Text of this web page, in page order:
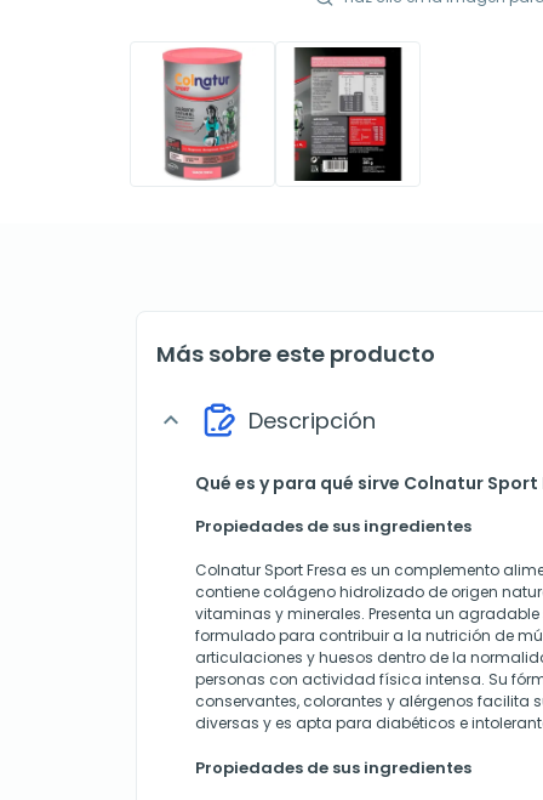
Más sobre este producto
expand_more Descripción
Qué es y para qué sirve Colnatur Sport
Propiedades de sus ingredientes
Colnatur Sport Fresa es un complemento
contiene colágeno hidrolizado de origen
vitaminas y minerales. Presenta un
formulado para contribuir a la nutrición de
articulaciones y huesos dentro de la
personas con actividad física intensa. Su
conservantes, colorantes y alérgenos facilita
diversas y es apta para diabéticos e
Propiedades de sus ingredientes